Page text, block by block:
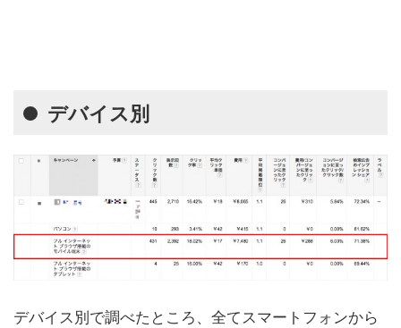
デバイス別
デバイス別で調べたところ、全てスマートフォンから